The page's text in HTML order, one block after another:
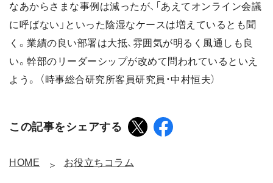
なあからさまな事例は減ったが、「あえてオンライン会議
に呼ばない」といった陰湿なケースは増えているとも聞
く。業績の良い部署は大抵、雰囲気が明るく風通しも良
い。幹部のリーダーシップが改めて問われているといえ
よう。 （時事総合研究所客員研究員・中村恒夫）
この記事をシェアする
HOME お役立ちコラム